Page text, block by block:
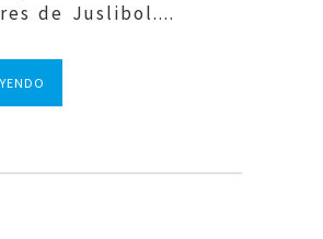
de Juslibol....